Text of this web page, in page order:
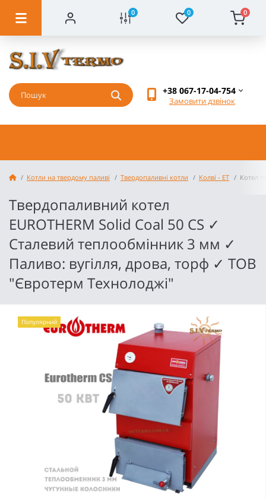
0 0 0
+38 067-17-04-754
Замовити дзвінок
Котли на твердому паливі Твердопаливні котли Колві - ЕТ Котел
Твердопаливний котел
EUROTHERM Solid Coal 50 CS ✓
Сталевий теплообмінник 3 мм ✓
Паливо: вугілля, дрова, торф ✓ ТОВ
"Євротерм Технолоджі"
Популярний